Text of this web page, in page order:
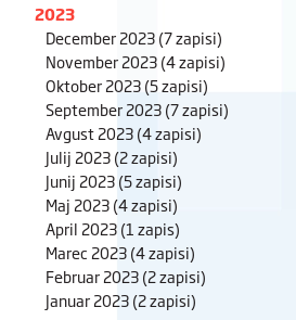
2023
December 2023(7 zapisi)
November 2023(4 zapisi)
Oktober 2023(5 zapisi)
September 2023(7 zapisi)
Avgust 2023(4 zapisi)
Julij 2023(2 zapisi)
Junij 2023(5 zapisi)
Maj 2023(4 zapisi)
April 2023(1 zapis)
Marec 2023(4 zapisi)
Februar 2023(2 zapisi)
Januar 2023(2 zapisi)